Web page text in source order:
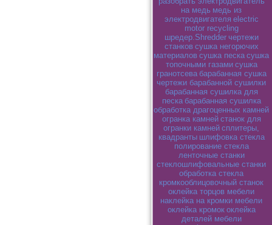
на медь медь из
электродвигателя electric
motor recycling
шредер.Shredder чертежи
станков сушка негорючих
материалов сушка песка сушка
топочными газами сушка
гранотсева барабанная сушка
чертежи барабанной сушилки
барабанная сушилка для
песка барабанная сушилка
обработка драгоценных камней
огранка камней станок для
огранки камней сплитеры,
квадранты шлифовка стекла
полирование стекла
ленточные станки
стеклошлифовальные станки
обработка стекла
кромкооблицовочный станок
оклейка торцов мебели
наклейка на кромки мебели
оклейка кромок оклейка
деталей мебели